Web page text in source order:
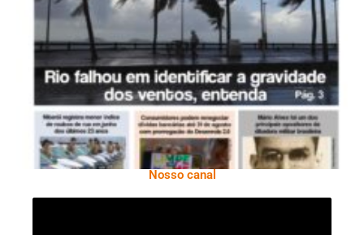
Ano X – Número 366 01 A 07 De Agosto De
2026
Nosso canal